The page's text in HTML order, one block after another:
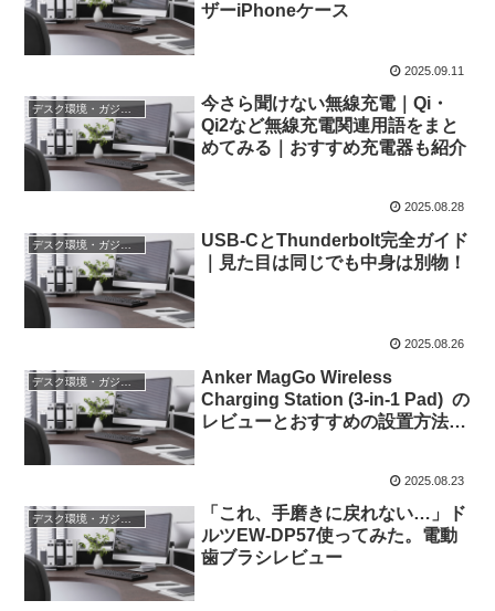
ザーiPhoneケース
2025.09.11
デスク環境・ガジェット
今さら聞けない無線充電｜Qi・
Qi2など無線充電関連用語をまと
めてみる｜おすすめ充電器も紹介
2025.08.28
デスク環境・ガジェット
USB-CとThunderbolt完全ガイド
｜見た目は同じでも中身は別物！
2025.08.26
デスク環境・ガジェット
Anker MagGo Wireless
Charging Station (3-in-1 Pad) の
レビューとおすすめの設置方法に
2025.08.23
デスク環境・ガジェット
「これ、手磨きに戻れない…」ド
ルツEW-DP57使ってみた。電動
歯ブラシレビュー